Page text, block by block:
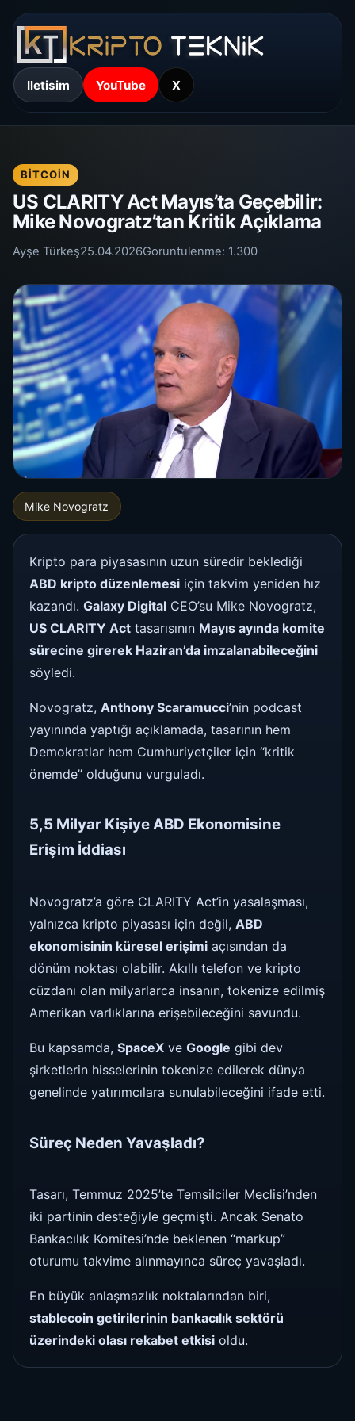
Iletisim YouTube X
BITCOIN
US CLARITY Act Mayıs’ta Geçebilir:
Mike Novogratz’tan Kritik Açıklama
Ayşe Türkeş25.04.2026Goruntulenme: 1.300
Mike Novogratz
Kripto para piyasasının uzun süredir beklediği
ABD kripto düzenlemesi için takvim yeniden hız
kazandı. Galaxy Digital CEO’su Mike Novogratz,
US CLARITY Act tasarısının Mayıs ayında komite
sürecine girerek Haziran’da imzalanabileceğini
söyledi.
Novogratz, Anthony Scaramucci’nin podcast
yayınında yaptığı açıklamada, tasarının hem
Demokratlar hem Cumhuriyetçiler için “kritik
önemde” olduğunu vurguladı.
5,5 Milyar Kişiye ABD Ekonomisine
Erişim İddiası
Novogratz’a göre CLARITY Act’in yasalaşması,
yalnızca kripto piyasası için değil, ABD
ekonomisinin küresel erişimi açısından da
dönüm noktası olabilir. Akıllı telefon ve kripto
cüzdanı olan milyarlarca insanın, tokenize edilmiş
Amerikan varlıklarına erişebileceğini savundu.
Bu kapsamda, SpaceX ve Google gibi dev
şirketlerin hisselerinin tokenize edilerek dünya
genelinde yatırımcılara sunulabileceğini ifade etti.
Süreç Neden Yavaşladı?
Tasarı, Temmuz 2025’te Temsilciler Meclisi’nden
iki partinin desteğiyle geçmişti. Ancak Senato
Bankacılık Komitesi’nde beklenen “markup”
oturumu takvime alınmayınca süreç yavaşladı.
En büyük anlaşmazlık noktalarından biri,
stablecoin getirilerinin bankacılık sektörü
üzerindeki olası rekabet etkisi oldu.